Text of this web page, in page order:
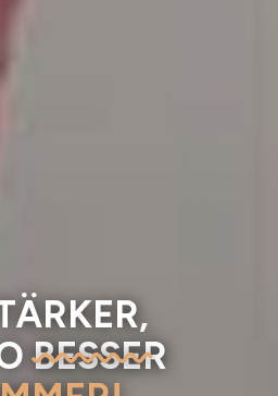
BESSER